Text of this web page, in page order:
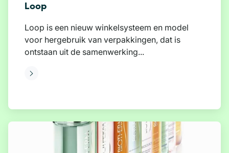
Loop
Loop is een nieuw winkelsysteem en model
voor hergebruik van verpakkingen, dat is
ontstaan uit de samenwerking...